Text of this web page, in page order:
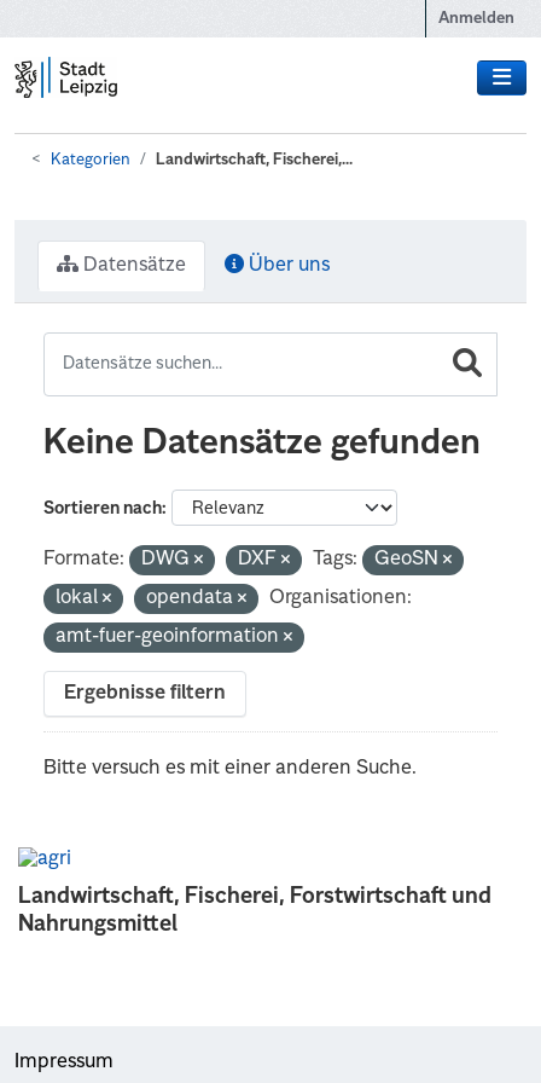
Anmelden
Kategorien Landwirtschaft, Fischerei,...
Landwirtschaft, Fischerei, Forstwirtschaft und
Nahrungsmittel
Datensätze Über uns
Keine Datensätze gefunden
Sortieren nach
Formate: DWG DXF Tags:
GeoSN
lokal
opendata
Organisationen:
amt-fuer-geoinformation
Ergebnisse filtern
Bitte versuch es mit einer anderen Suche.
Impressum